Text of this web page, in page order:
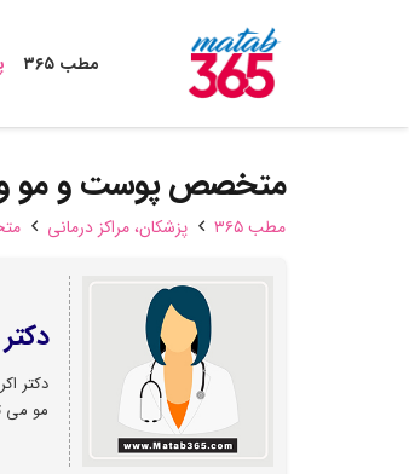
مطب ۳۶۵
متخصص پوست و مو و
مطب ۳۶۵ پزشکان،‌ مراکز درمانی
دکتر
مو می